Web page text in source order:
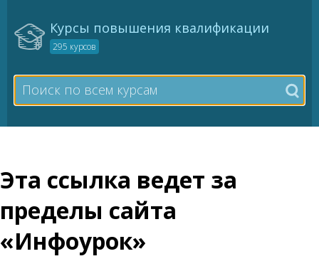
Курсы повышения квалификации
295 курсов
Эта ссылка ведет за
пределы сайта
«Инфоурок»